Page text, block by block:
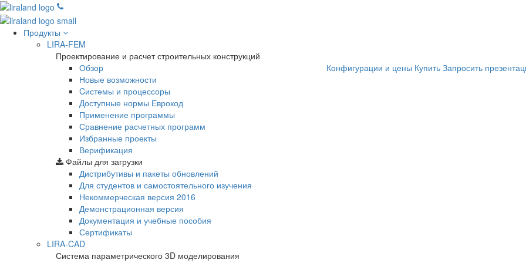
Продукты
LIRA-FEM
Проектирование и расчет строительных конструкций
Обзор
Новые возможности
Cистемы и процессоры
Доступные нормы Еврокод
Применение программы
Сравнение расчетных программ
Избранные проекты
Верификация
Конфигурации и цены Купить Запросить
Файлы для загрузки
Дистрибутивы и пакеты обновлений
Для студентов и самостоятельного изучения
Некоммерческая версия 2016
Демонстрационная версия
Документация и учебные пособия
Сертификаты
LIRA-CAD
Система параметрического 3D моделирования